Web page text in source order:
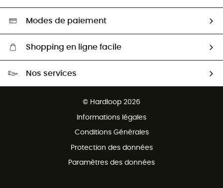
Aide & Contact
Sélection éco-responsable
Modes de paiement
Shopping en ligne facile
Nos services
© Hardloop 2026
Informations légales
Conditions Générales
Protection des données
Paramètres des données